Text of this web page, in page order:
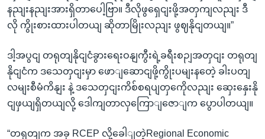
နညျးနညျးအားရှိတာပေါ့ဗြာ။ ဒီလိုဖွရှေငျးဖို့အတှကျလညျး ဒီ
လို ကွိုးစားထားပါတယျ ဆိုတာမြိုးလညျး ဖွဈနိုငျတယျ။”
ဒါ့အပွငျ တရုတျနိုငျငံခွားရေးဝနျကွီးရဲ့ခရီးစဉျအတှငျး တရုတျ
နိုငျငံက ဒသေတှငျးမှာ ဖောျဆောငျဖို့ကွိုးပမျးနတေဲ့ ခါးပတျ
လမျးစီမံကိနျး နဲ့ ဒသေတှငျးကိစ်စရပျတှကေိုလညျး ဆှေးနှေးနို
ငျဖှယျရှိတယျလို့ ဒေါကျတာလှကြောျဇောျက ပွောပါတယျ။
“တရုတျက အခု RCEP လို့ခေါျတဲ့Regional Economic